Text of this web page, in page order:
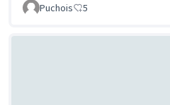
Puchois 5